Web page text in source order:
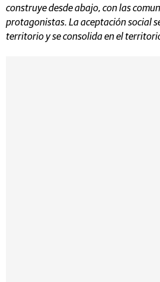
construye desde abajo, con las
protagonistas. La aceptación social
territorio y se consolida en el